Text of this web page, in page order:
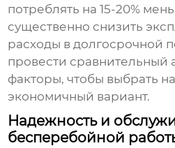
потреблять на 15-20%
существенно снизить
расходы в долгосрочной
провести сравнительный
факторы, чтобы выбрать
экономичный вариант.
Надежность и
бесперебойной